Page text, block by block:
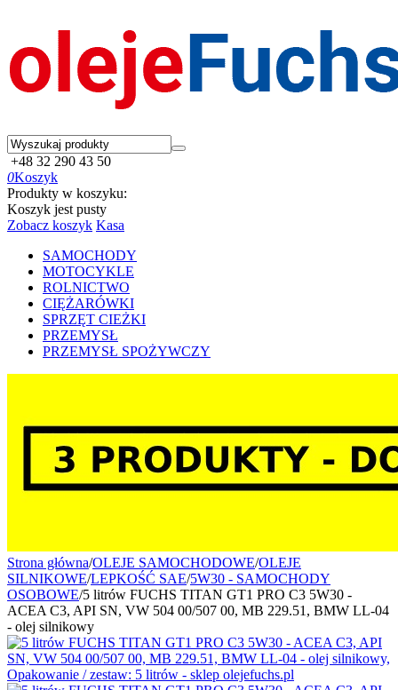
+48 32 290 43 50
0Koszyk
Produkty w koszyku:
Koszyk jest pusty
Zobacz koszyk Kasa
SAMOCHODY
MOTOCYKLE
ROLNICTWO
CIĘŻARÓWKI
SPRZĘT CIEŻKI
PRZEMYSŁ
PRZEMYSŁ SPOŻYWCZY
Strona główna/OLEJE SAMOCHODOWE/OLEJE
SILNIKOWE/LEPKOŚĆ SAE/5W30 - SAMOCHODY
OSOBOWE/5 litrów FUCHS TITAN GT1 PRO C3 5W30 -
ACEA C3, API SN, VW 504 00/507 00, MB 229.51, BMW LL-04
- olej silnikowy